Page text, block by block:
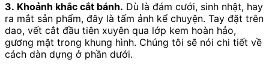
3. Khoảnh khắc cắt bánh. Dù là đám cưới, sinh nhật, hay
ra mắt sản phẩm, đây là tấm ảnh kể chuyện. Tay đặt trên
dao, vết cắt đầu tiên xuyên qua lớp kem hoàn hảo,
gương mặt trong khung hình. Chúng tôi sẽ nói chi tiết về
cách dàn dựng ở phần dưới.